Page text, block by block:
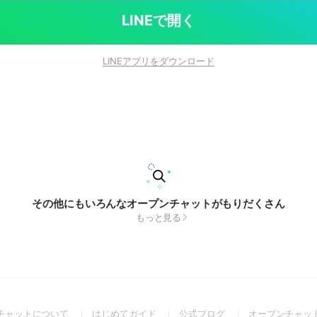
LINEで開く
LINEアプリをダウンロード
その他にもいろんなオープンチャットがもりだくさん
もっと見る
ャットについて (Openはじめてガイド (Open公式ブログ (Openオープンチャッ